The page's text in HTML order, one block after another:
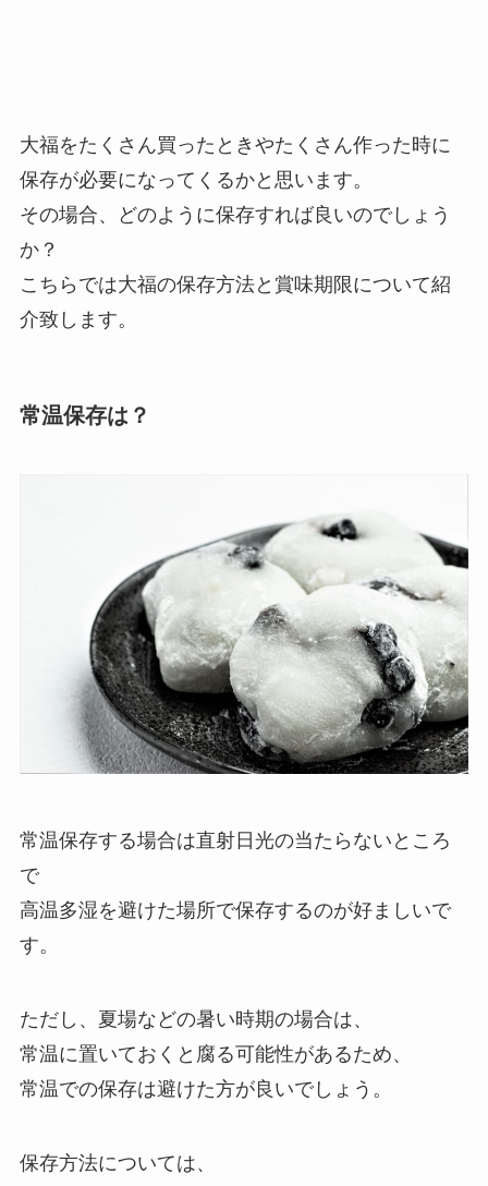
大福をたくさん買ったときやたくさん作った時に
保存が必要になってくるかと思います。
その場合、どのように保存すれば良いのでしょう
か？
こちらでは大福の保存方法と賞味期限について紹
介致します。
常温保存は？
常温保存する場合は直射日光の当たらないところ
で
高温多湿を避けた場所で保存するのが好ましいで
す。
ただし、夏場などの暑い時期の場合は、
常温に置いておくと腐る可能性があるため、
常温での保存は避けた方が良いでしょう。
保存方法については、